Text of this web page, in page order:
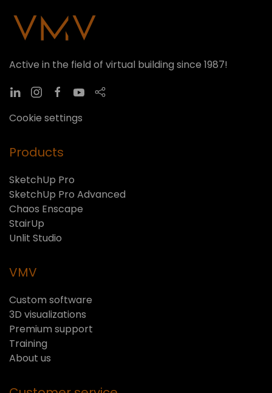
Active in the field of virtual building since 1987!
Cookie settings
Products
SketchUp Pro
SketchUp Pro Advanced
Chaos Enscape
StairUp
Unlit Studio
VMV
Custom software
3D visualizations
Premium support
Training
About us